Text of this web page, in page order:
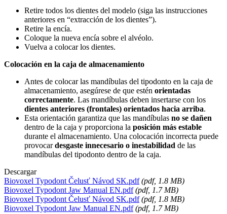
Retire todos los dientes del modelo (siga las instrucciones
anteriores en “extracción de los dientes”).
Retire la encía.
Coloque la nueva encía sobre el alvéolo.
Vuelva a colocar los dientes.
Colocación en la caja de almacenamiento
Antes de colocar las mandíbulas del tipodonto en la caja de
almacenamiento, asegúrese de que estén orientadas
correctamente. Las mandíbulas deben insertarse con los
dientes anteriores (frontales) orientados hacia arriba.
Esta orientación garantiza que las mandíbulas no se dañen
dentro de la caja y proporciona la posición más estable
durante el almacenamiento. Una colocación incorrecta puede
provocardesgaste innecesario o inestabilidad de las
mandíbulas del tipodonto dentro de la caja.
Descargar
Biovoxel Typodont Čelusť Návod SK.pdf (pdf, 1.8 MB)
Biovoxel Typodont Jaw Manual EN.pdf (pdf, 1.7 MB)
Biovoxel Typodont Čelusť Návod SK.pdf (pdf, 1.8 MB)
Biovoxel Typodont Jaw Manual EN.pdf (pdf, 1.7 MB)